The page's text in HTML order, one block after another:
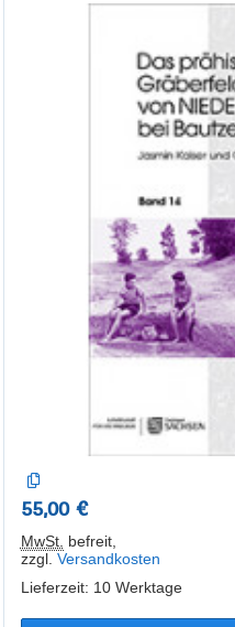
55,00 €
MwSt. befreit,
zzgl. Versandkosten
Lieferzeit: 10 Werktage